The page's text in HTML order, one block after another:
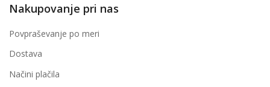
Nakupovanje pri nas
Povpraševanje po meri
Dostava
Načini plačila